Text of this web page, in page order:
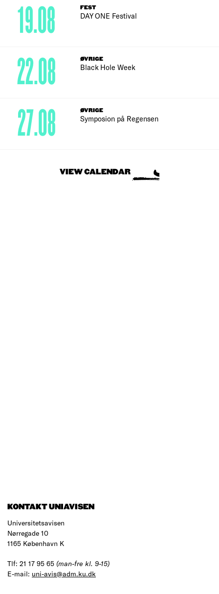
FEST
DAY ONE Festival
19.08
ØVRIGE
Black Hole Week
22.08
ØVRIGE
Symposion på Regensen
27.08
VIEW CALENDAR
KONTAKT UNIAVISEN
Universitetsavisen
Nørregade 10
1165 København K
Tlf: 21 17 95 65 (man-fre kl. 9-15)
E-mail: uni-avis@adm.ku.dk